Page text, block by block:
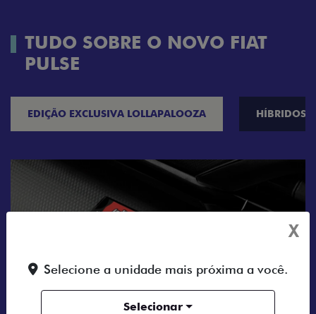
TUDO SOBRE O NOVO FIAT
PULSE
EDIÇÃO EXCLUSIVA LOLLAPALOOZA HÍBRIDOS
X
Selecione a unidade mais próxima a você.
Selecionar